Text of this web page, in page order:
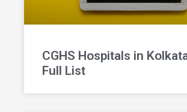
CGHS Hospitals in
Full List